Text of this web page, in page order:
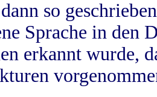
so
Sprache in
erkannt wurde,